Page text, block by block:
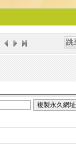
複製永久網址